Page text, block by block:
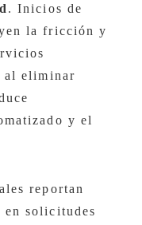
. Inicios de
la fricción y
al eliminar
y el
reportan
en solicitudes